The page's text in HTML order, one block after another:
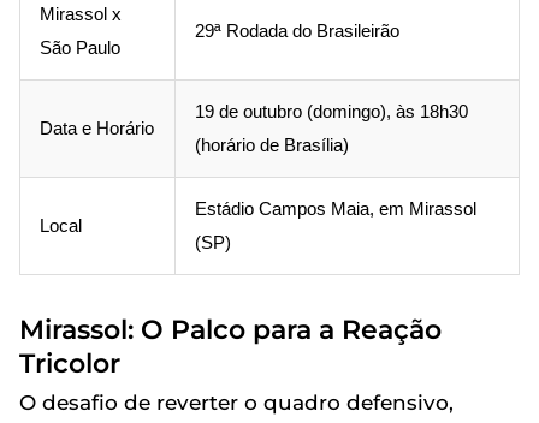
Mirassol x
São Paulo
29ª Rodada do Brasileirão
Data e Horário
19 de outubro (domingo), às 18h30
(horário de Brasília)
Local
Estádio Campos Maia, em Mirassol
(SP)
Mirassol: O Palco para a Reação
Tricolor
O desafio de reverter o quadro defensivo,